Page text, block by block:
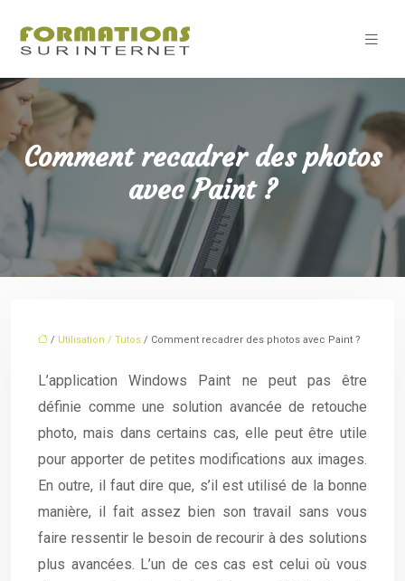
Comment recadrer des photos
avec Paint ?
/ Utilisation / Tutos / Comment recadrer des photos avec Paint ?
L’application Windows Paint ne peut pas être
définie comme une solution avancée de retouche
photo, mais dans certains cas, elle peut être utile
pour apporter de petites modifications aux images.
En outre, il faut dire que, s’il est utilisé de la bonne
manière, il fait assez bien son travail sans vous
faire ressentir le besoin de recourir à des solutions
plus avancées. L’un de ces cas est celui où vous